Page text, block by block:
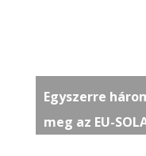
Egyszerre
meg az EU-